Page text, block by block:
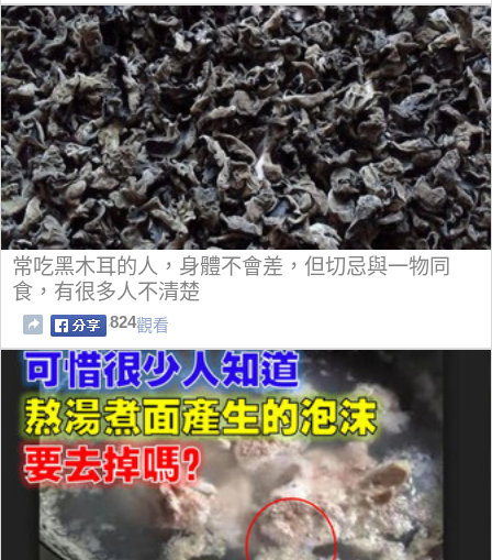
常吃黑木耳的人，身體不會差，但切忌與一物同
食，有很多人不清楚
824觀看